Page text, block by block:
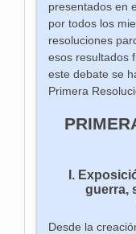
presentados en
por todos los
resoluciones
esos resultados
este debate se
Primera
I.
guerra,
Desde la